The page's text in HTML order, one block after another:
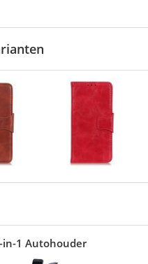
in-1 Autohouder